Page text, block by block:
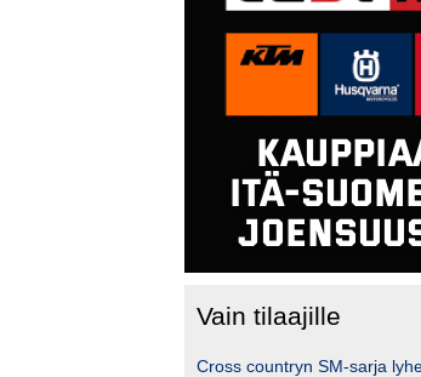
Vain tilaajille
Cross countryn SM-sarja